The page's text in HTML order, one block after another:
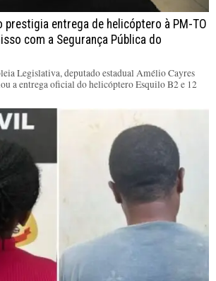
prestigia entrega de helicóptero à PM-TO
com a Segurança Pública do
Legislativa, deputado estadual Amélio Cayres
a entrega oficial do helicóptero Esquilo B2 e 12